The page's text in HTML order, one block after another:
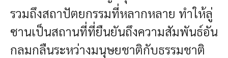
รวมถึงสถาปัตยกรรมที่หลากหลาย ทำให้ลู่
ซานเป็นสถานที่ที่ยืนยันถึงความสัมพันธ์อัน
กลมกลืนระหว่างมนุษยชาติกับธรรมชาติ